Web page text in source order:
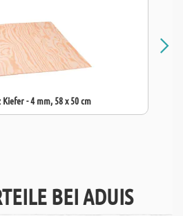
- 4 mm, 58 x 50 cm
BEI ADUIS